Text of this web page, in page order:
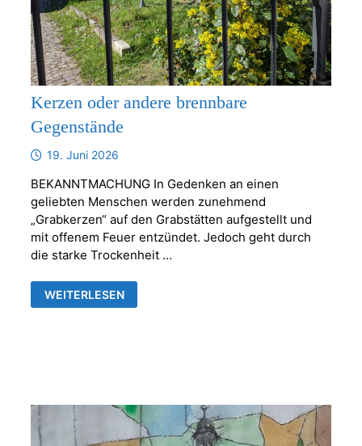
Kerzen oder andere brennbare
Gegenstände
19. Juni 2026
BEKANNTMACHUNG In Gedenken an einen
geliebten Menschen werden zunehmend
„Grabkerzen“ auf den Grabstätten aufgestellt und
mit offenem Feuer entzündet. Jedoch geht durch
die starke Trockenheit …
KERZEN
ODER
WEITERLESEN